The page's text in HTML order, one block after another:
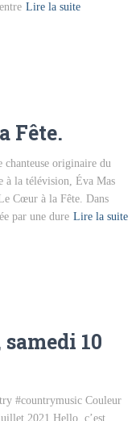
Lire la suite
Fête.
chanteuse originaire du
à la télévision, Éva Mas
Cœur à la Fête. Dans
par une dure Lire la suite
samedi 10
#countrymusic Couleur
2021 Hello, c’est